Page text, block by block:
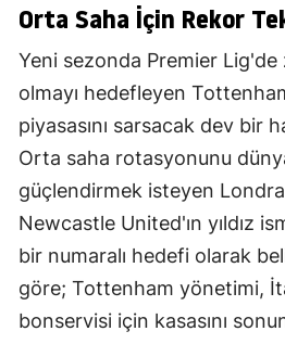
Orta Saha İçin Rekor
Yeni sezonda Premier Lig'de
olmayı hedefleyen
piyasasını sarsacak dev bir
Orta saha rotasyonunu
güçlendirmek isteyen
Newcastle United'ın yıldız
bir numaralı hedefi olarak
göre; Tottenham yönetimi,
bonservisi için kasasını